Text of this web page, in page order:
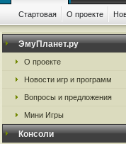
Стартовая О проекте
ЭмуПланет.ру
О проекте
Новости игр и программ
Вопросы и предложения
Мини Игры
Консоли